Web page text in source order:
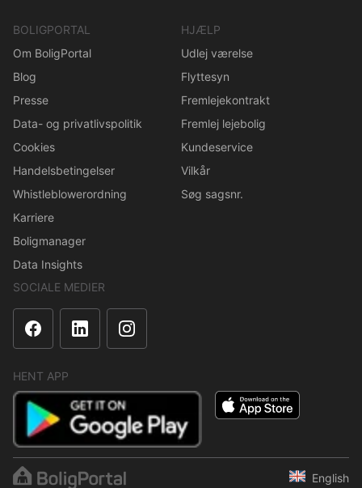
BOLIGPORTAL
Om BoligPortal
Blog
Presse
Data- og privatlivspolitik
Cookies
Handelsbetingelser
Whistleblowerordning
Karriere
Boligmanager
Data Insights
HJÆLP
Udlej værelse
Flyttesyn
Fremlejekontrakt
Fremlej lejebolig
Kundeservice
Vilkår
Søg sagsnr.
SOCIALE MEDIER
HENT APP
English